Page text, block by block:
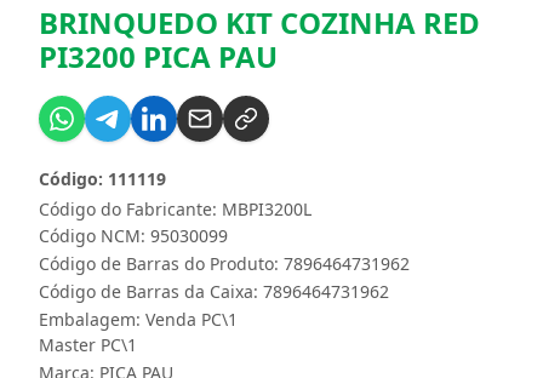
BRINQUEDO KIT COZINHA RED
PI3200 PICA PAU
Código do Fabricante: MBPI3200L
Código: 111119
Código NCM: 95030099
Código de Barras do Produto: 7896464731962
Código de Barras da Caixa: 7896464731962
Embalagem: Venda PC\1
Master PC\1
Marca: PICA PAU